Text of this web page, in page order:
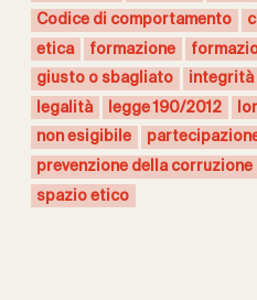
Codice di comportamento
etica
formazione
giusto o sbagliato
integrità
legalità
legge 190/2012
non esigibile
prevenzione della corruzione
spazio etico